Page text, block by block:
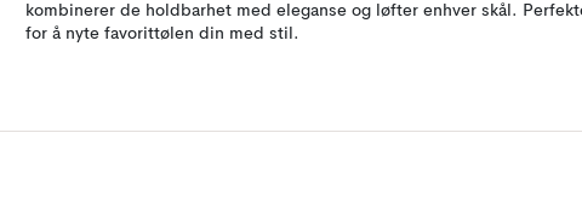
kombinerer de holdbarhet med eleganse og løfter enhver skål.
for å nyte favorittølen din med stil.